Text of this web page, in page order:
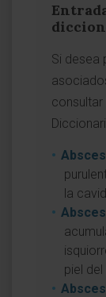
Si desea
consultar
la
piel del